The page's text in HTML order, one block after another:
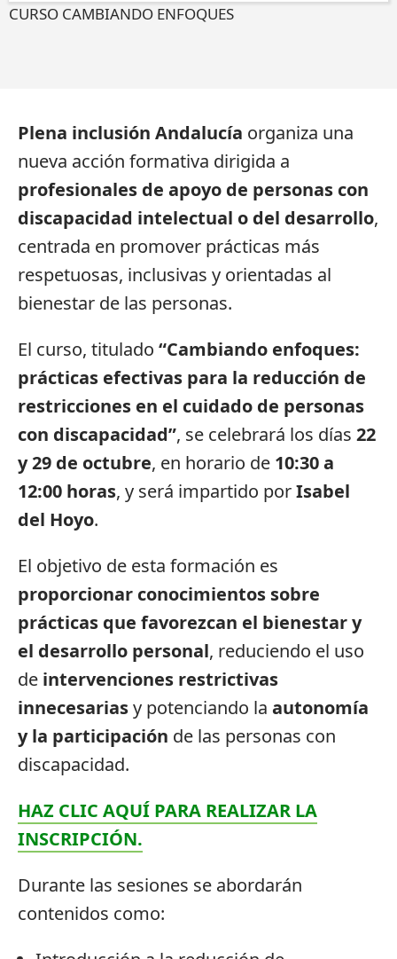
CURSO CAMBIANDO ENFOQUES
Plena inclusión Andalucía organiza una
nueva acción formativa dirigida a
profesionales de apoyo de personas con
discapacidad intelectual o del desarrollo,
centrada en promover prácticas más
respetuosas, inclusivas y orientadas al
bienestar de las personas.
El curso, titulado “Cambiando enfoques:
prácticas efectivas para la reducción de
restricciones en el cuidado de personas
con discapacidad”, se celebrará los días 22
y 29 de octubre, en horario de 10:30 a
12:00 horas, y será impartido porIsabel
del Hoyo.
El objetivo de esta formación es
proporcionar conocimientos sobre
prácticas que favorezcan el bienestar y
el desarrollo personal, reduciendo el uso
de intervenciones restrictivas
innecesariasy potenciando la autonomía
y la participación de las personas con
discapacidad.
HAZ CLIC AQUÍ PARA REALIZAR LA
INSCRIPCIÓN.
Durante las sesiones se abordarán
contenidos como: